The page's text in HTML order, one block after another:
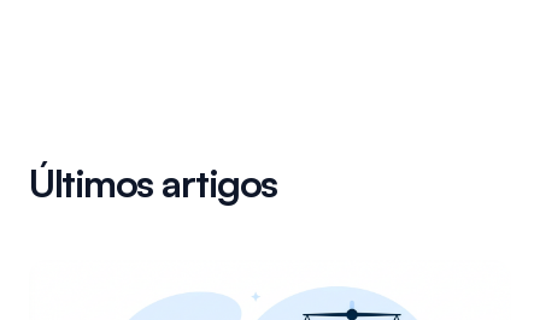
Últimos artigos